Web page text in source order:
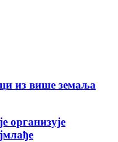
из више земаља
организује